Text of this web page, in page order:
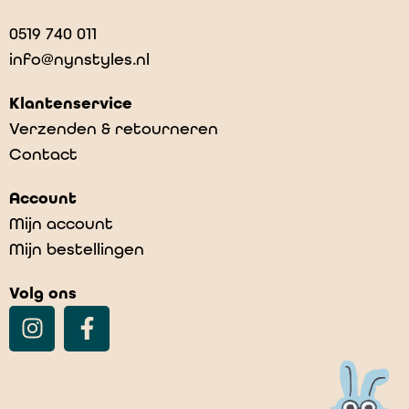
0519 740 011
info@nynstyles.nl
Klantenservice
Verzenden & retourneren
Contact
Account
Mijn account
Mijn bestellingen
Volg ons